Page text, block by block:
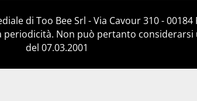
di Too Bee Srl - Via Cavour 310 - 00184
Non può pertanto
del 07.03.2001